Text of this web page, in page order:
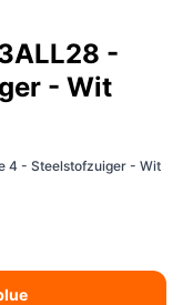
-
- Wit
4 - Steelstofzuiger - Wit